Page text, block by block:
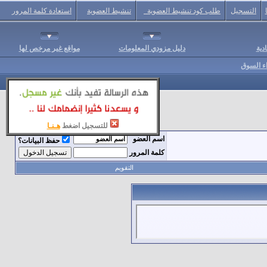
للتسجيل اضغط هـنـا
التسجيل طلب كود تنشيط العضوية تنشيط العضوية استعادة كلمة المرور
دليل مزودي المعلومات مواقع غير مرخص لها
السوق
اسم العضو
حفظ البيانات؟
كلمة المرور
التقويم